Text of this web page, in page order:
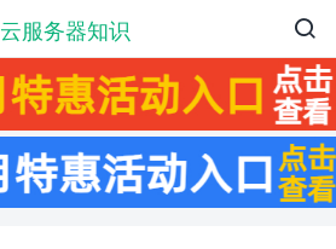
云服务器知识 